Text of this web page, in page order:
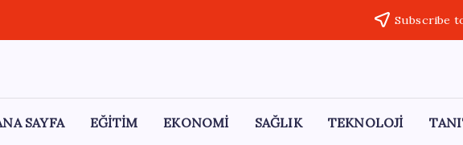
Subscribe
SAYFA EĞİTİM EKONOMİ SAĞLIK TEKNOLOJİ